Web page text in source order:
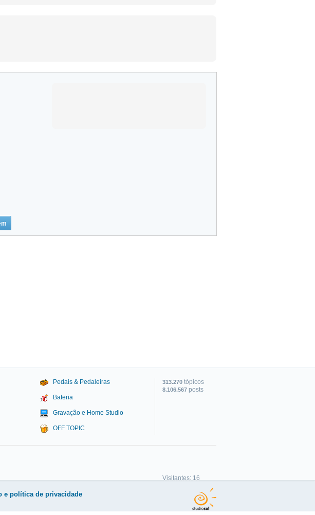
Pedais & Pedaleiras
Bateria
Gravação e Home Studio
OFF TOPIC
313.270 tópicos
8.106.567 posts
Visitantes: 16
e política de privacidade